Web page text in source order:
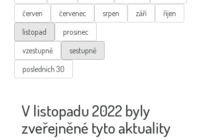
červen
červenec srpen září
říjen
listopad
prosinec
vzestupně
sestupně
posledních 30
V listopadu 2022 byly
zveřejněné tyto aktuality